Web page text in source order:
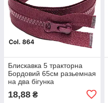
Блискавка 5 тракторна
Бордовий 65см разьемная
на два бігунка
18,88 ₴